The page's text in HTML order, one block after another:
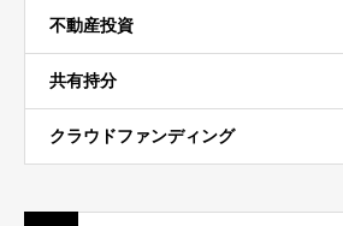
不動産投資
共有持分
クラウドファンディング